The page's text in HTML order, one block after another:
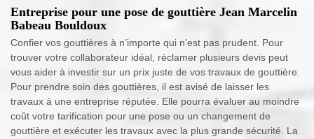
Entreprise pour une pose de gouttière Jean Marcelin
Babeau Bouldoux
Confier vos gouttières à n’importe qui n’est pas prudent. Pour
trouver votre collaborateur idéal, réclamer plusieurs devis peut
vous aider à investir sur un prix juste de vos travaux de gouttière.
Pour prendre soin des gouttières, il est avisé de laisser les
travaux à une entreprise réputée. Elle pourra évaluer au moindre
coût votre tarification pour une pose ou un changement de
gouttière et exécuter les travaux avec la plus grande sécurité. La